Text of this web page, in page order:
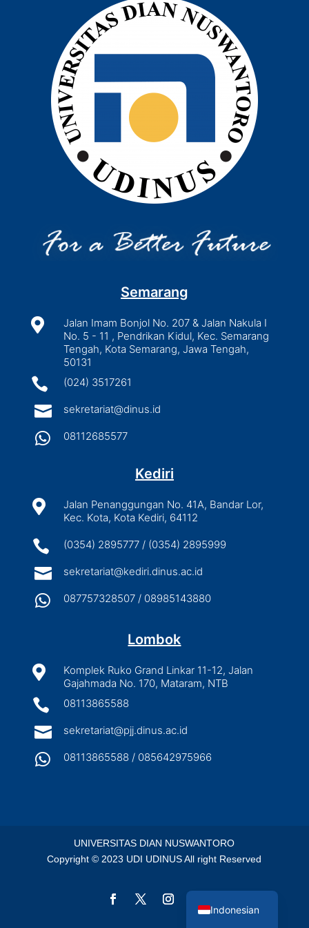
Semarang

Jalan Imam Bonjol No. 207 & Jalan Nakula I
No. 5 - 11 , Pendrikan Kidul, Kec. Semarang
Tengah, Kota Semarang, Jawa Tengah,
50131
 (024) 3517261
 sekretariat@dinus.id
 08112685577
Kediri

Jalan Penanggungan No. 41A, Bandar Lor,
Kec. Kota, Kota Kediri, 64112
 (0354) 2895777 / (0354) 2895999
 sekretariat@kediri.dinus.ac.id
 087757328507 / 08985143880
Lombok

Komplek Ruko Grand Linkar 11-12, Jalan
Gajahmada No. 170, Mataram, NTB
 08113865588
 sekretariat@pjj.dinus.ac.id
 08113865588 / 085642975966
UNIVERSITAS DIAN NUSWANTORO
Copyright © 2023 UDI UDINUS All right Reserved
Indonesian